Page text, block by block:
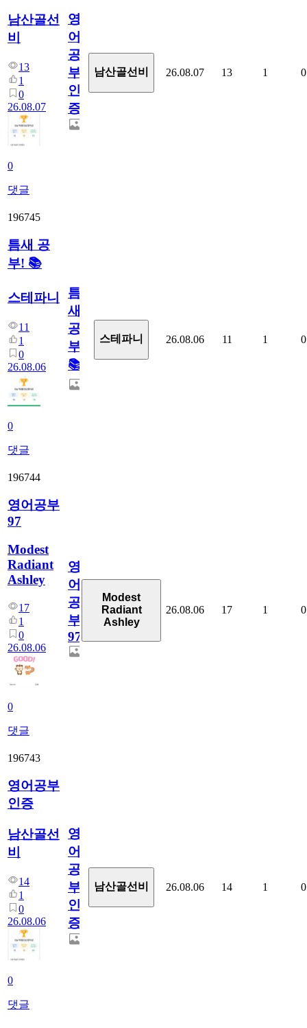
남산골선
비
13
1
0
26.08.07
0
댓글
영
어
공
부
인
증
남산골선비 26.08.07 13 1 0
196745
틈새 공
부! 📚
스테파니
11
1
0
26.08.06
0
댓글
틈
새
공
부!
📚
스테파니 26.08.06 11 1 0
196744
영어공부
97
Modest
Radiant
Ashley
17
1
0
26.08.06
0
댓글
영
어
공
부
97
Modest
Radiant
Ashley
26.08.06 17 1 0
196743
영어공부
인증
남산골선
비
14
1
0
26.08.06
0
댓글
영
어
공
부
인
증
남산골선비 26.08.06 14 1 0